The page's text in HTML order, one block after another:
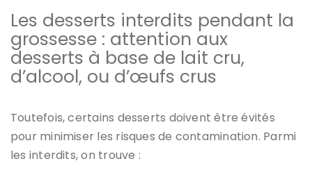
Les desserts interdits pendant la
grossesse : attention aux
desserts à base de lait cru,
d’alcool, ou d’œufs crus
Toutefois, certains desserts doivent être évités
pour minimiser les risques de contamination. Parmi
les interdits, on trouve :